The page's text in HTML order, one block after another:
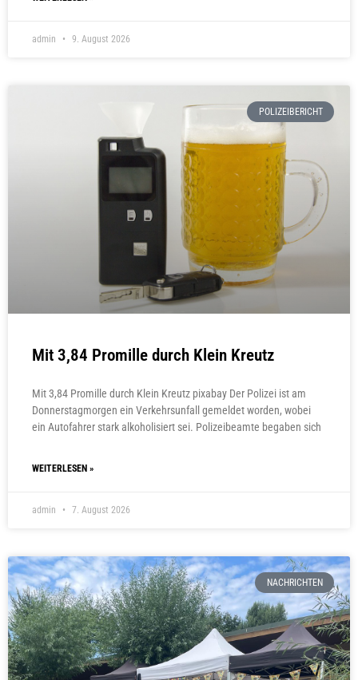
admin 9. August 2026
POLIZEIBERICHT
Mit 3,84 Promille durch Klein Kreutz
Mit 3,84 Promille durch Klein Kreutz pixabay Der Polizei ist am
Donnerstagmorgen ein Verkehrsunfall gemeldet worden, wobei
ein Autofahrer stark alkoholisiert sei. Polizeibeamte begaben sich
WEITERLESEN »
admin 7. August 2026
NACHRICHTEN